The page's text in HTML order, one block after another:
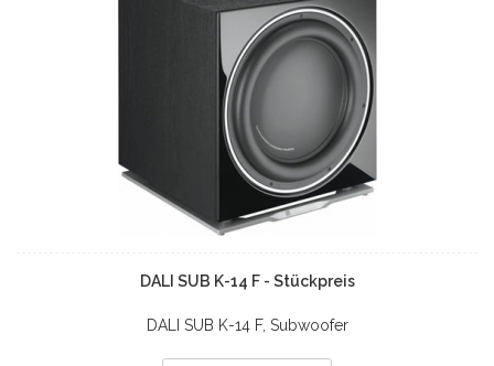
DALI SUB K-14 F - Stückpreis
DALI SUB K-14 F, Subwoofer